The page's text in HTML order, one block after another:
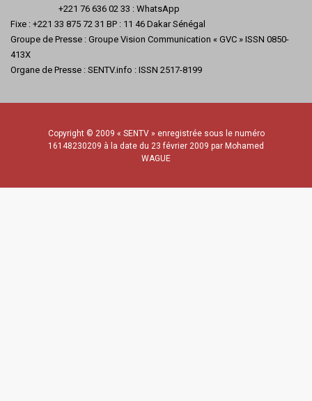
+221 76 636 02 33 : WhatsApp
Fixe : +221 33 875 72 31 BP : 11 46 Dakar Sénégal
Groupe de Presse : Groupe Vision Communication « GVC » ISSN 0850-
413X
Organe de Presse : SENTV.info : ISSN 2517-8199
Copyright © 2009 « SENTV » enregistrée sous le numéro
16148230209 à la date du 23 février 2009 par Mohamed
WAGUE